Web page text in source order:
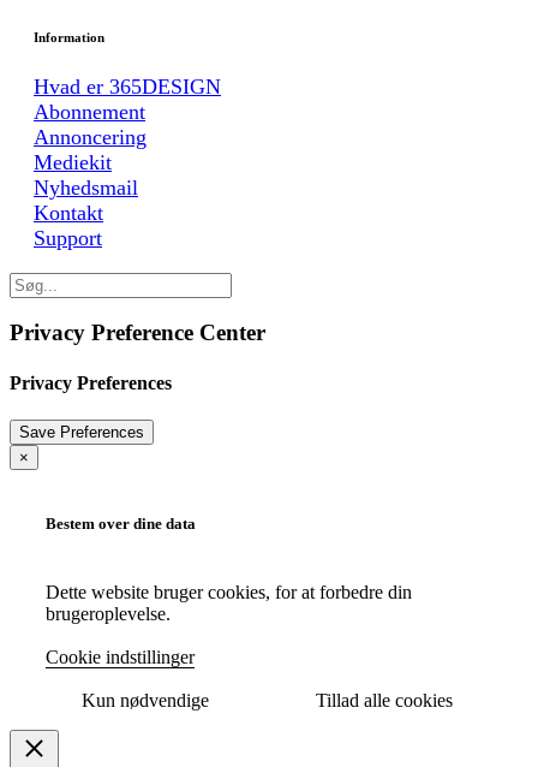
Information
Hvad er 365DESIGN
Abonnement
Annoncering
Mediekit
Nyhedsmail
Kontakt
Support
Privacy Preference Center
Privacy Preferences
×
Bestem over dine data
Dette website bruger cookies, for at forbedre din
brugeroplevelse.
Cookie indstillinger
Kun nødvendige Tillad alle cookies